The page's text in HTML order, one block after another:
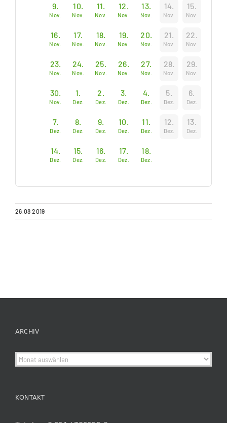
9.
Nov.
10.
Nov.
11.
Nov.
12.
Nov.
13.
Nov.
14.
Nov.
15.
Nov.
16.
Nov.
17.
Nov.
18.
Nov.
19.
Nov.
20.
Nov.
21.
Nov.
22.
Nov.
23.
Nov.
24.
Nov.
25.
Nov.
26.
Nov.
27.
Nov.
28.
Nov.
29.
Nov.
30.
Nov.
1.
Dez.
2.
Dez.
3.
Dez.
4.
Dez.
5.
Dez.
6.
Dez.
7.
Dez.
8.
Dez.
9.
Dez.
10.
Dez.
11.
Dez.
12.
Dez.
13.
Dez.
14.
Dez.
15.
Dez.
16.
Dez.
17.
Dez.
18.
Dez.
26.08.2019
ARCHIV
Archiv
KONTAKT